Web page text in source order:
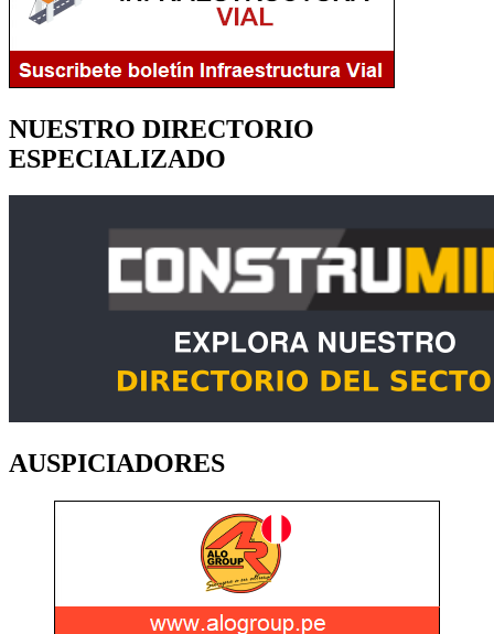
NUESTRO DIRECTORIO
ESPECIALIZADO
AUSPICIADORES